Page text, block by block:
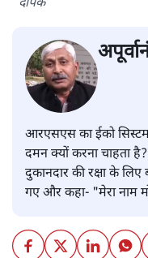
दीपक
आरएसएस का ईको
दमन क्यों करना चाहता
दुकानदार की रक्षा के
गए और कहा- "मेरा नाम